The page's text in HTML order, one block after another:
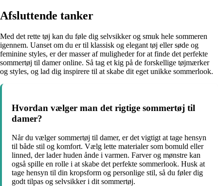
Afsluttende tanker
Med det rette tøj kan du føle dig selvsikker og smuk hele sommeren
igennem. Uanset om du er til klassisk og elegant tøj eller søde og
feminine styles, er der masser af muligheder for at finde det perfekte
sommertøj til damer online. Så tag et kig på de forskellige tøjmærker
og styles, og lad dig inspirere til at skabe dit eget unikke sommerlook.
Hvordan vælger man det rigtige sommertøj til
damer?
Når du vælger sommertøj til damer, er det vigtigt at tage hensyn
til både stil og komfort. Vælg lette materialer som bomuld eller
linned, der lader huden ånde i varmen. Farver og mønstre kan
også spille en rolle i at skabe det perfekte sommerlook. Husk at
tage hensyn til din kropsform og personlige stil, så du føler dig
godt tilpas og selvsikker i dit sommertøj.